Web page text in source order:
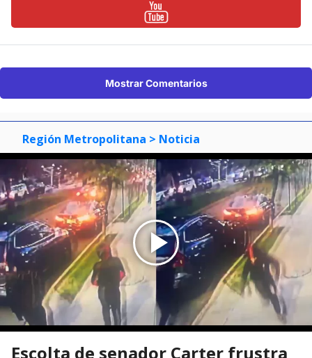
Mostrar Comentarios
Región Metropolitana > Noticia
Escolta de senador Carter frustra